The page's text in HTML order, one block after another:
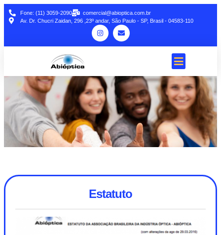
Fone: (11) 3059-2090
comercial@abioptica.com.br
Av. Dr. Chucri Zaidan, 296 ,23º andar, São Paulo - SP, Brasil - 04583-110
Estatuto